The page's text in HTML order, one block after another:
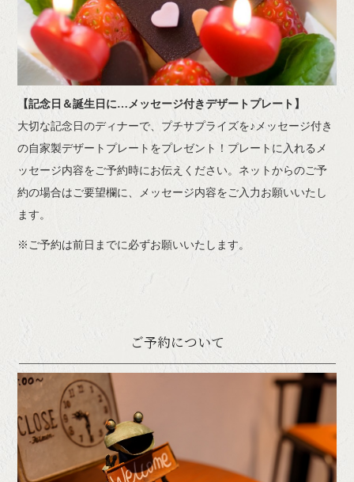
【記念日＆誕生日に…メッセージ付きデザートプレート】
大切な記念日のディナーで、プチサプライズを♪メッセージ付き
の自家製デザートプレートをプレゼント！プレートに入れるメ
ッセージ内容をご予約時にお伝えください。ネットからのご予
約の場合はご要望欄に、メッセージ内容をご入力お願いいたし
ます。
※ご予約は前日までに必ずお願いいたします。
ご予約について